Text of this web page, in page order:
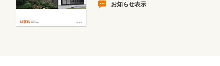
お知らせ表示